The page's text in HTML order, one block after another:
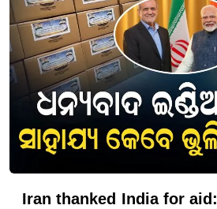
Iran thanked India for aid: